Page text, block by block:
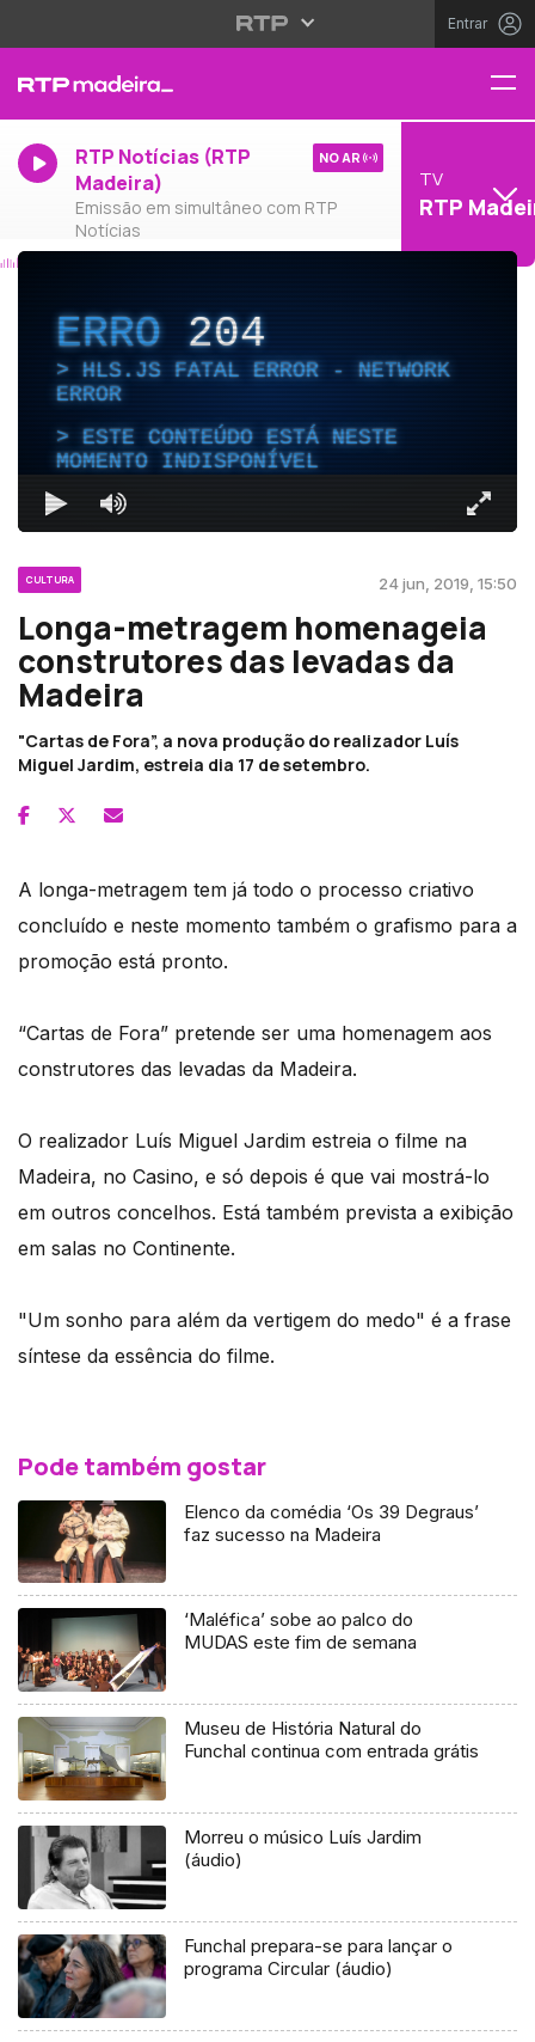
Entrar
RTP Notícias (RTP
Madeira)
Emissão em simultâneo com RTP
Notícias
NO AR
TV
RTP
ERRO204
HLS.JS FATAL ERROR - NETWORK
ERROR
ESTE CONTEÚDO ESTÁ NESTE
MOMENTO INDISPONÍVEL
CULTURA 24 jun, 2019, 15:50
Longa-metragem homenageia
construtores das levadas da
Madeira
"Cartas de Fora”, a nova produção do realizador Luís
Miguel Jardim, estreia dia 17 de setembro.
A longa-metragem tem já todo o processo criativo
concluído e neste momento também o grafismo para a
promoção está pronto.
“Cartas de Fora” pretende ser uma homenagem aos
construtores das levadas da Madeira.
O realizador Luís Miguel Jardim estreia o filme na
Madeira, no Casino, e só depois é que vai mostrá-lo
em outros concelhos. Está também prevista a exibição
em salas no Continente.
"Um sonho para além da vertigem do medo" é a frase
síntese da essência do filme.
Pode também gostar
Elenco da comédia ‘Os 39 Degraus’
faz sucesso na Madeira
‘Maléfica’ sobe ao palco do
MUDAS este fim de semana
Museu de História Natural do
Funchal continua com entrada grátis
Morreu o músico Luís Jardim
(áudio)
Funchal prepara-se para lançar o
programa Circular (áudio)